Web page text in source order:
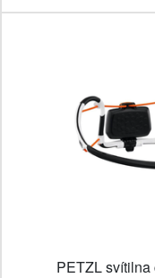
PETZL svítilna